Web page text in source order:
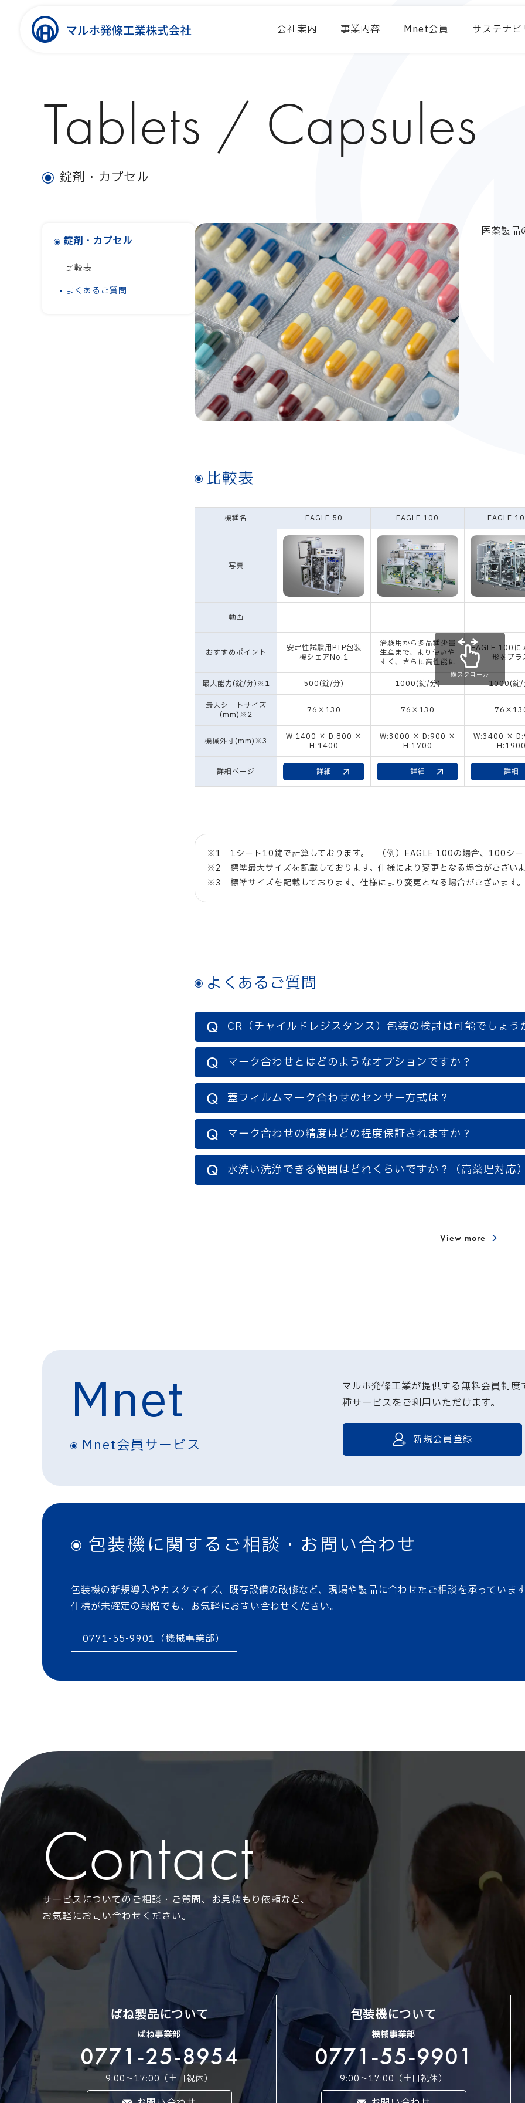
会社案内 事業内容 Mnet会員 サステナ
Tablets / Capsules
錠剤・カプセル
錠剤・カプセル
比較表
よくあるご質問
医薬製品
比較表
機種名 EAGLE 50 EAGLE 100 EAGLE
写真
動画 － － －
おすすめポイント
安定性試験用PTP包装
機シェアNo.1
治験用から多品種少量
生産まで、より使いや
すく、さらに高性能に
EAGLE 100に
形をプラ
最大能力(錠/分)※1 500(錠/分) 1000(錠/分) 1000(錠/
最大シートサイズ
(mm)※2
76×130 76×130
機械外寸(mm)※3
W:1400 × D:800 ×
H:1400
W:3000 × D:900 ×
H:1700
W:3400 ×
詳細ページ 詳細 詳細 詳細
横スクロール
※1 1シート10錠で計算しております。 （例）EAGLE 100の場合、100シ
※2 標準最大サイズを記載しております。仕様により変更となる場合がござい
※3 標準サイズを記載しております。仕様により変更となる場合がございます。
よくあるご質問
CR（チャイルドレジスタンス）包装の検討は可能でしょう
マーク合わせとはどのようなオプションですか？
蓋フィルムマーク合わせのセンサー方式は？
マーク合わせの精度はどの程度保証されますか？
水洗い洗浄できる範囲はどれくらいですか？（高薬理対応
View more
Mnet
Mnet会員サービス
マルホ発條工業が提供する無料会員制
種サービスをご利用いただけます。
新規会員登録
包装機に関するご相談・お問い合わせ
包装機の新規導入やカスタマイズ、既存設備の改修など、現場や製品に合わせたご相談を承っていま
仕様が未確定の段階でも、お気軽にお問い合わせください。
0771-55-9901（機械事業部）
Contact
サービスについてのご相談・ご質問、お見積もり依頼など、
お気軽にお問い合わせください。
ばね製品について
ばね事業部
0771-25-8954
9:00〜17:00（土日祝休）
包装機について
機械事業部
0771-55-9901
9:00〜17:00（土日祝休）